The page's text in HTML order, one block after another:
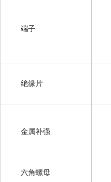
端子
绝缘片
金属补强
六角螺母